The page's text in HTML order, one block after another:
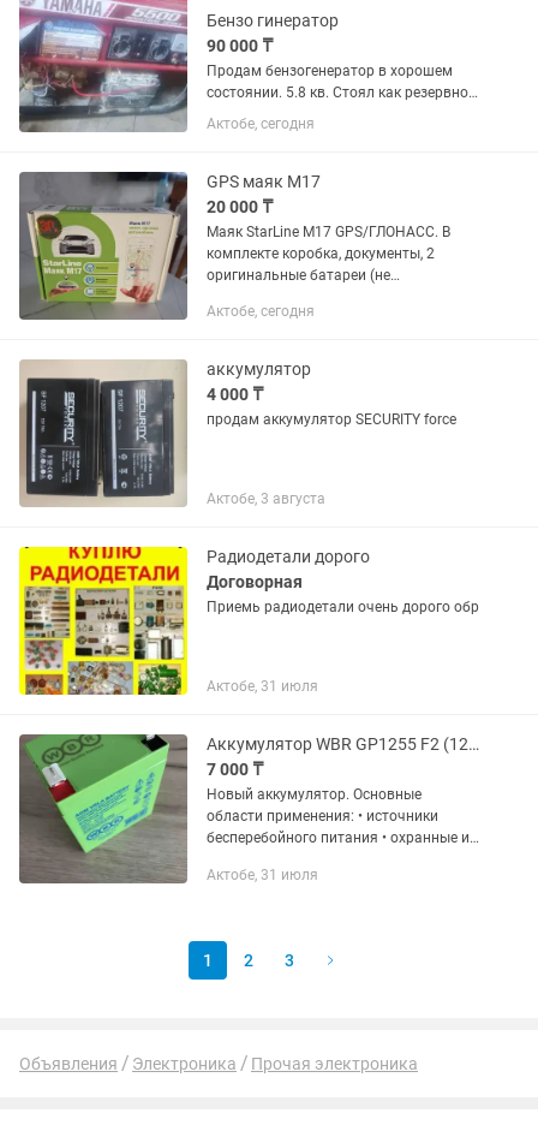
Бензо гинератор
90 000 ₸
Продам бензогенератор в хорошем
состоянии. 5.8 кв. Стоял как резервное
питание для магазина. Продам за
ненадобностью
Актобе, сегодня
GPS маяк М17
20 000 ₸
Маяк StarLine M17 GPS/ГЛОНАСС. В
комплекте коробка, документы, 2
оригинальные батареи (не
симкарты на выбор, провода со
модуль,...
Актобе, сегодня
аккумулятор
4 000 ₸
продам аккумулятор SECURITY force
Актобе, 3 августа
Радиодетали дорого
Договорная
Приемь радиодетали очень дорого обр
Актобе, 31 июля
Аккумулятор WBR GP1255 F2 (12V 5.5Ah)
7 000 ₸
Новый аккумулятор. Основные
области применения: • источники
бесперебойного питания • охранные и
оборудование электросвязи •
Актобе, 31 июля
1 2 3
Объявления Электроника Прочая электроника